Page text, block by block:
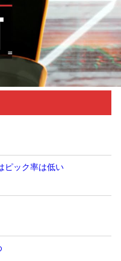
ピック率は低い